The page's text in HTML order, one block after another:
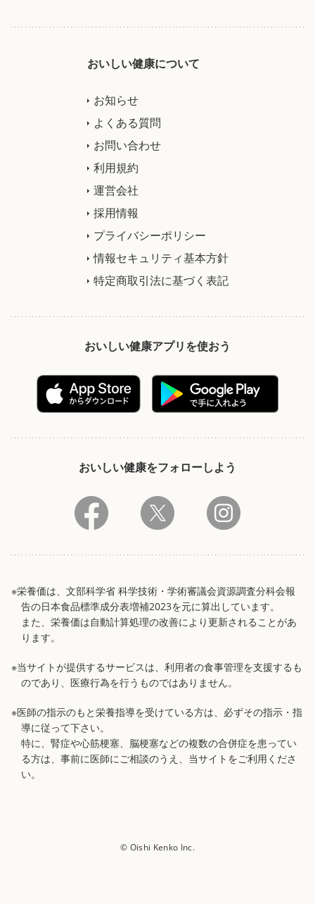
おいしい健康について
お知らせ
よくある質問
お問い合わせ
利用規約
運営会社
採用情報
プライバシーポリシー
情報セキュリティ基本方針
特定商取引法に基づく表記
おいしい健康アプリを使おう
おいしい健康をフォローしよう
※栄養価は、文部科学省 科学技術・学術審議会資源調査分科会報
告の日本食品標準成分表増補2023を元に算出しています。
また、栄養価は自動計算処理の改善により更新されることがあ
ります。
※当サイトが提供するサービスは、利用者の食事管理を支援するも
のであり、医療行為を行うものではありません。
※医師の指示のもと栄養指導を受けている方は、必ずその指示・指
導に従って下さい。
特に、腎症や心筋梗塞、脳梗塞などの複数の合併症を患ってい
る方は、事前に医師にご相談のうえ、当サイトをご利用くださ
い。
© Oishi Kenko Inc.